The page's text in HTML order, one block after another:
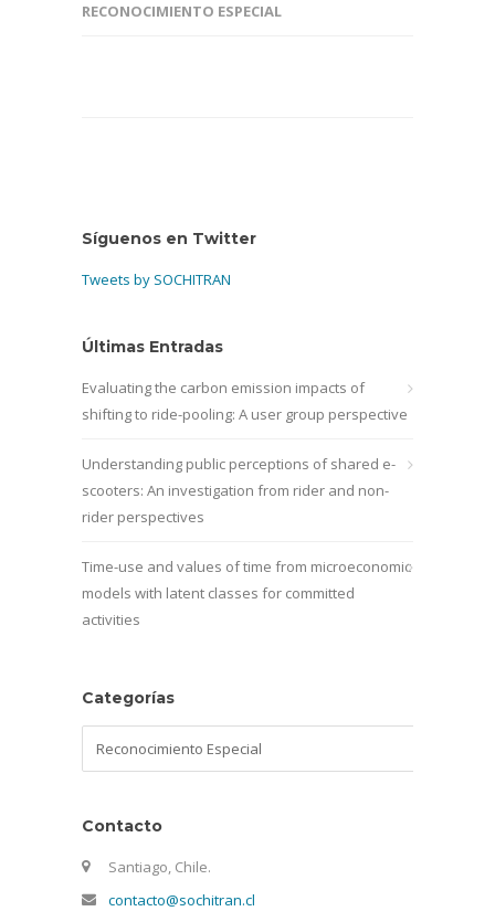
RECONOCIMIENTO ESPECIAL
Síguenos en Twitter
Tweets by SOCHITRAN
Últimas Entradas
Evaluating the carbon emission impacts of
shifting to ride-pooling: A user group perspective
Understanding public perceptions of shared e-
scooters: An investigation from rider and non-
rider perspectives
Time-use and values of time from microeconomic
models with latent classes for committed
activities
Categorías
Contacto
Santiago, Chile.
contacto@sochitran.cl